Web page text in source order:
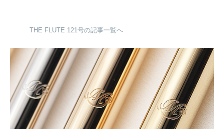
THE FLUTE 121号の記事一覧へ